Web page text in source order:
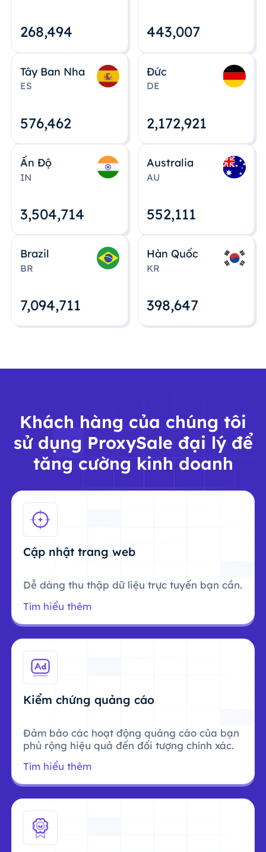
268,495 443,008
Tây Ban Nha
ES
576,463
Đức
DE
2,172,922
Ấn Độ
IN
3,504,715
Australia
AU
552,112
Brazil
BR
7,094,712
Hàn Quốc
KR
398,648
Khách hàng của chúng tôi
sử dụng ProxySale đại lý để
tăng cường kinh doanh
Cập nhật trang web
Dễ dàng thu thập dữ liệu trực tuyến bạn cần.
Tìm hiểu thêm
Kiểm chứng quảng cáo
Đảm bảo các hoạt động quảng cáo của bạn
phủ rộng hiệu quả đến đối tượng chính xác.
Tìm hiểu thêm